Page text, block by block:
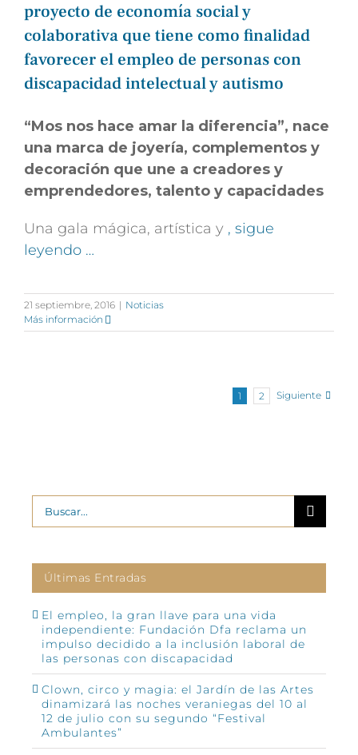
proyecto de economía social y
colaborativa que tiene como finalidad
favorecer el empleo de personas con
discapacidad intelectual y autismo
“Mos nos hace amar la diferencia”, nace
una marca de joyería, complementos y
decoración que une a creadores y
emprendedores, talento y capacidades
Una gala mágica, artística y , sigue
leyendo …
21 septiembre, 2016 | Noticias
Más información
1 2 Siguiente
Buscar:
Últimas Entradas
El empleo, la gran llave para una vida
independiente: Fundación Dfa reclama un
impulso decidido a la inclusión laboral de
las personas con discapacidad
Clown, circo y magia: el Jardín de las Artes
dinamizará las noches veraniegas del 10 al
12 de julio con su segundo “Festival
Ambulantes”